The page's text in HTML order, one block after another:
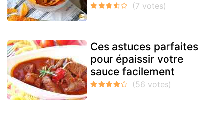
Ces astuces parfaites
pour épaissir votre
sauce facilement